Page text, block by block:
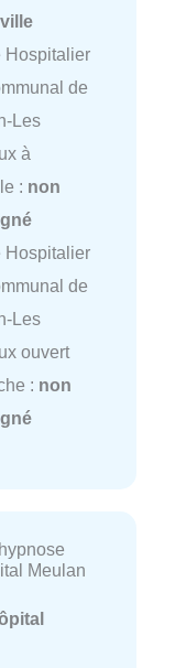
Hospitalier
de
Les
à
: non
Hospitalier
de
Les
ouvert
: non
Meulan